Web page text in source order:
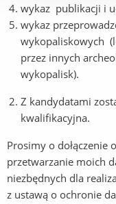
wykaz publikacji i
wykaz
wykopaliskowych
przez innych
wykopalisk).
Z kandydatami
kwalifikacyjna.
Prosimy o dołączenie
przetwarzanie moich
niezbędnych dla
z ustawą o ochronie